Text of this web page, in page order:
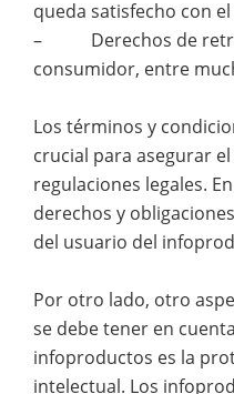
queda satisfecho con
– Derechos de
consumidor, entre
Los términos y
crucial para asegurar
regulaciones legales.
derechos y
del usuario del
Por otro lado, otro
se debe tener en
infoproductos es la
intelectual. Los